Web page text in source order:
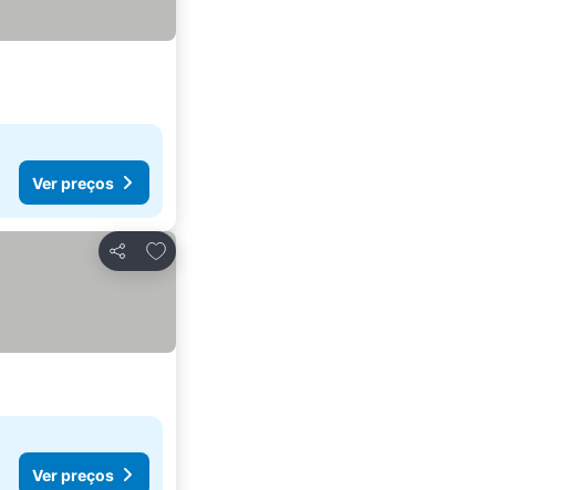
Ver preços
Partilhar
Adicionar aos favoritos
Ver preços